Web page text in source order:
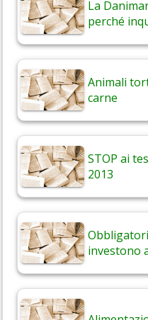
La
perché
Animali
carne
STOP ai
2013
investono